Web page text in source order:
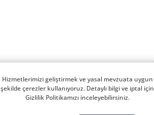
Hizmetlerimizi geliştirmek ve yasal mevzuata uygun
şekilde çerezler kullanıyoruz. Detaylı bilgi ve iptal için
Gizlilik Politikamızı inceleyebilirsiniz.